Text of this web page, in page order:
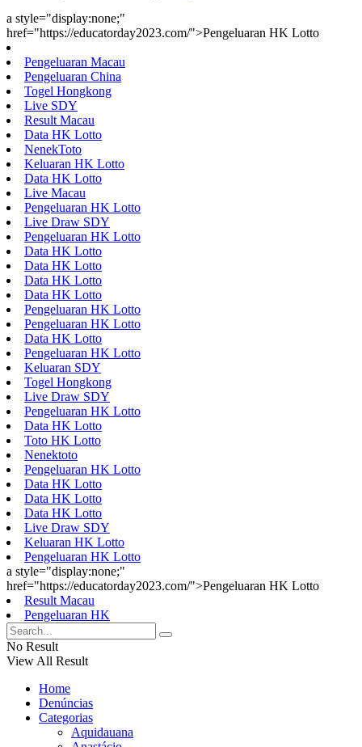
a style="display:none;"
href="https://educatorday2023.com/">Pengeluaran HK Lotto
Pengeluaran Macau
Pengeluaran China
Togel Hongkong
Live SDY
Result Macau
Data HK Lotto
NenekToto
Keluaran HK Lotto
Data HK Lotto
Live Macau
Pengeluaran HK Lotto
Live Draw SDY
Pengeluaran HK Lotto
Data HK Lotto
Data HK Lotto
Data HK Lotto
Data HK Lotto
Pengeluaran HK Lotto
Pengeluaran HK Lotto
Data HK Lotto
Pengeluaran HK Lotto
Keluaran SDY
Togel Hongkong
Live Draw SDY
Pengeluaran HK Lotto
Data HK Lotto
Toto HK Lotto
Nenektoto
Pengeluaran HK Lotto
Data HK Lotto
Data HK Lotto
Data HK Lotto
Live Draw SDY
Keluaran HK Lotto
Pengeluaran HK Lotto
a style="display:none;"
href="https://educatorday2023.com/">Pengeluaran HK Lotto
Result Macau
Pengeluaran HK
No Result
View All Result
Home
Denúncias
Categorias
Aquidauana